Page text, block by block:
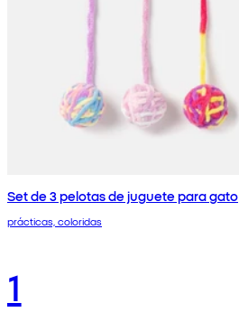
Set de 3 pelotas de juguete para gato
prácticas, coloridas
1